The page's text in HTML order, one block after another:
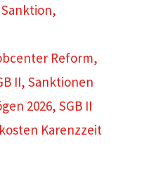
,
Reform,
II, Sanktionen
2026, SGB II
Karenzzeit